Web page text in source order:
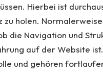
Hierbei ist
zu holen.
die Navigation und
auf der Website
und gehören